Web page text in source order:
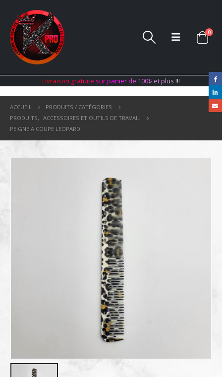
0
Livraison gratuite surpanier de 100$ etplus !!!
ACCUEIL
PRODUITS / CATÉGORIES
PRODUITS, ACCESSOIRES ET OUTILS DE TRAVAIL
PEIGNE A COUPE LEOPARD